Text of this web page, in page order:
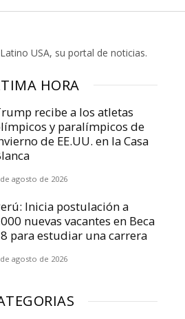
USA, su portal de noticias.
HORA
recibe a los atletas
y paralímpicos de
de EE.UU. en la Casa
agosto de 2026
Inicia postulación a
nuevas vacantes en Beca
para estudiar una carrera
agosto de 2026